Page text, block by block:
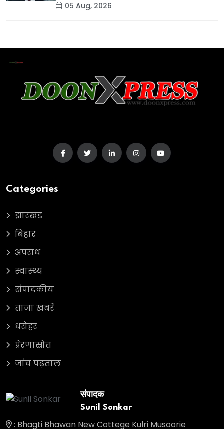
05 Aug, 2026
Categories
झारखंड
बिहार
अपराध
स्वास्थ्य
संपादकीय
ताजा खबरें
धरोहर
प्रेरणास्रोत
जांच पढ़ताल
संपादक
Sunil Sonkar
: Bhagti Bhawan New Cottege Kulri Musoorie